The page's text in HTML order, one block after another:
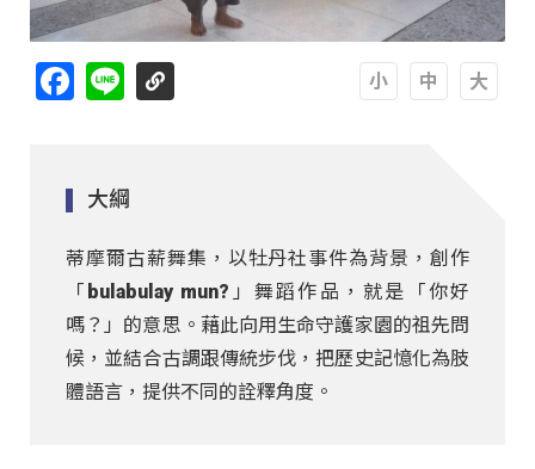
Facebook
Line
大綱
蒂摩爾古薪舞集，以牡丹社事件為背景，創作
「bulabulay mun?」舞蹈作品，就是「你好
嗎？」的意思。藉此向用生命守護家園的祖先問
候，並結合古調跟傳統步伐，把歷史記憶化為肢
體語言，提供不同的詮釋角度。